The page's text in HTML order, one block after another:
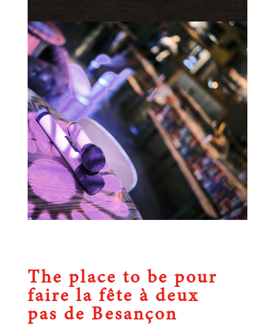
The place to be pour
faire la fête à deux
pas de Besançon